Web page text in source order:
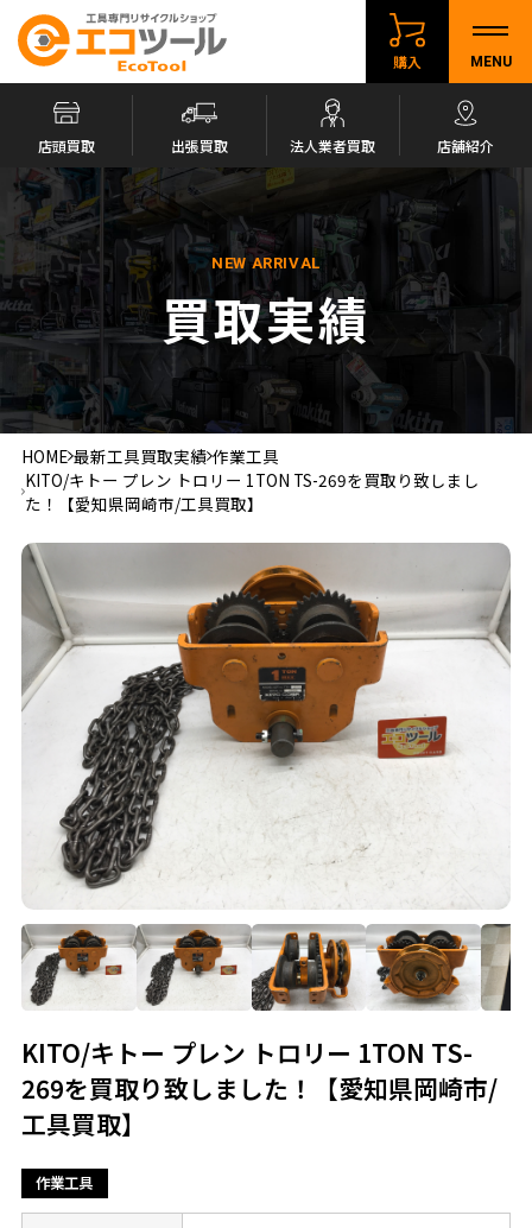
購入 MENU
店頭買取 出張買取 法人業者買取 店舗紹介
NEW ARRIVAL
買取実績
HOME 最新工具買取実績 作業工具
KITO/キトー プレン トロリー 1TON TS-269を買取り致しまし
た！【愛知県岡崎市/工具買取】
KITO/キトー プレン トロリー 1TON TS-
269を買取り致しました！【愛知県岡崎市/
工具買取】
作業工具